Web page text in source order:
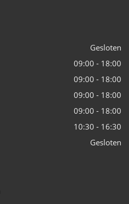
Gesloten
09:00 - 18:00
09:00 - 18:00
09:00 - 18:00
09:00 - 18:00
10:30 - 16:30
Gesloten